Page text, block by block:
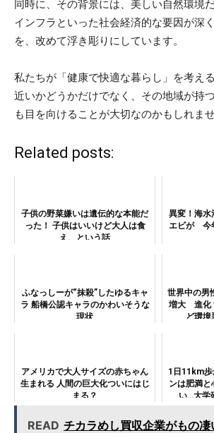
同時に、その背景には、美しい自然環境
インフラといった社会経済的な要因が深
を、改めて浮き彫りにしています。
私たちが「健康で快適な暮らし」を考え
近いかどうかだけでなく、その地域が持
も目を向けることが大切なのかもしれませ
Related posts:
子供の野菜嫌いは遺伝的な本能だ
った！ 子供はいいけど大人は食
え、という話
異変！海水
エビが 今
ふなっしーが“抹殺”したゆるキャ
ラ 船橋公認キャラのかわいそうな
現状
世界中の男
増大 進化
ど環境
アメリカで大人サイズの赤ちゃん
生まれる 人間の巨大化ついにはじ
まる？
1日11km歩
ンは肥満と
い…大学
READ チカラめし買収企業がもの